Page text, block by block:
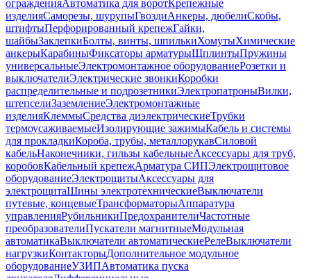
огражденияАвтоматика для воротКрепежные
изделияСаморезы, шурупыГвоздиАнкеры, дюбелиСкобы,
штифтыПерфорированный крепежГайки,
шайбыЗаклепкиБолты, винты, шпилькиХомутыХимические
анкерыКарабиныФиксаторы арматурыШплинтыПружины
универсальныеЭлектромонтажное оборудованиеРозетки и
выключателиЭлектрические звонкиКоробки
распределительные и подрозетникиЭлектропатроныВилки,
штепселиЗаземлениеЭлектромонтажные
изделияКлеммыСредства диэлектрическиеТрубки
термоусаживаемыеИзолирующие зажимыКабель и системы
для прокладкиКороба, трубы, металлорукавСиловой
кабельНаконечники, гильзы кабельныеАксессуары для труб,
коробовКабельный крепежАрматура СИПЭлектрощитовое
оборудованиеЭлектрощитыАксессуары для
электрощитаШины электротехническиеВыключатели
путевые, концевыеТрансформаторыАппаратура
управленияРубильникиПредохранителиЧастотные
преобразователиПускатели магнитныеМодульная
автоматикаВыключатели автоматическиеРелеВыключатели
нагрузкиКонтакторыДополнительное модульное
оборудованиеУЗИПАвтоматика пуска